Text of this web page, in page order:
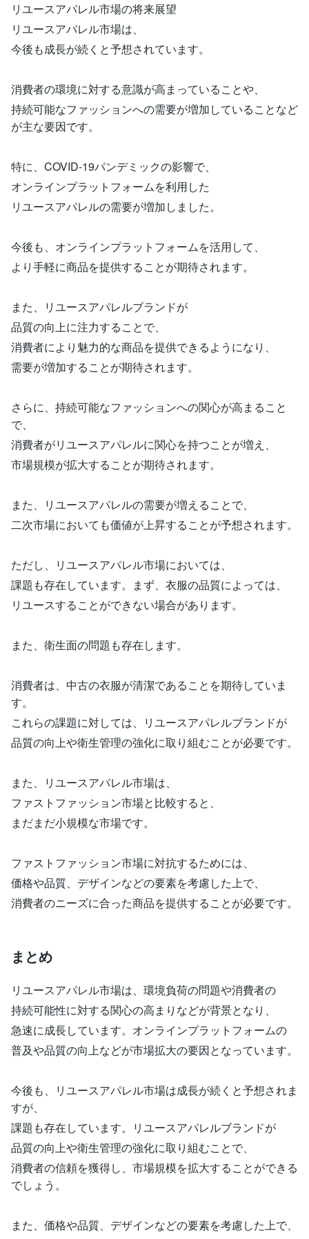
リユースアパレル市場の将来展望
リユースアパレル市場は、
今後も成長が続くと予想されています。
消費者の環境に対する意識が高まっていることや、
持続可能なファッションへの需要が増加していることなど
が主な要因です。
特に、COVID-19パンデミックの影響で、
オンラインプラットフォームを利用した
リユースアパレルの需要が増加しました。
今後も、オンラインプラットフォームを活用して、
より手軽に商品を提供することが期待されます。
また、リユースアパレルブランドが
品質の向上に注力することで、
消費者により魅力的な商品を提供できるようになり、
需要が増加することが期待されます。
さらに、持続可能なファッションへの関心が高まること
で、
消費者がリユースアパレルに関心を持つことが増え、
市場規模が拡大することが期待されます。
また、リユースアパレルの需要が増えることで、
二次市場においても価値が上昇することが予想されます。
ただし、リユースアパレル市場においては、
課題も存在しています。まず、衣服の品質によっては、
リユースすることができない場合があります。
また、衛生面の問題も存在します。
消費者は、中古の衣服が清潔であることを期待していま
す。
これらの課題に対しては、リユースアパレルブランドが
品質の向上や衛生管理の強化に取り組むことが必要です。
また、リユースアパレル市場は、
ファストファッション市場と比較すると、
まだまだ小規模な市場です。
ファストファッション市場に対抗するためには、
価格や品質、デザインなどの要素を考慮した上で、
消費者のニーズに合った商品を提供することが必要です。
まとめ
リユースアパレル市場は、環境負荷の問題や消費者の
持続可能性に対する関心の高まりなどが背景となり、
急速に成長しています。オンラインプラットフォームの
普及や品質の向上などが市場拡大の要因となっています。
今後も、リユースアパレル市場は成長が続くと予想されま
すが、
課題も存在しています。リユースアパレルブランドが
品質の向上や衛生管理の強化に取り組むことで、
消費者の信頼を獲得し、市場規模を拡大することができる
でしょう。
また、価格や品質、デザインなどの要素を考慮した上で、